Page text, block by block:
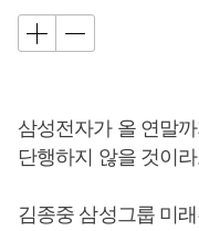
삼성전자가 올 연말
단행하지 않을 것이
김종중 삼성그룹 미